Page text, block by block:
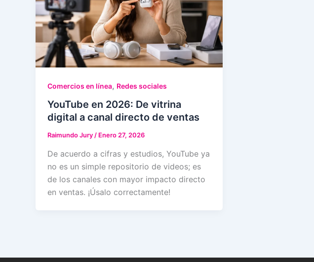
Comercios en línea, Redes sociales
YouTube en 2026: De vitrina
digital a canal directo de ventas
Raimundo Jury/ Enero 27, 2026
De acuerdo a cifras y estudios, YouTube ya
no es un simple repositorio de videos; es
de los canales con mayor impacto directo
en ventas. ¡Úsalo correctamente!